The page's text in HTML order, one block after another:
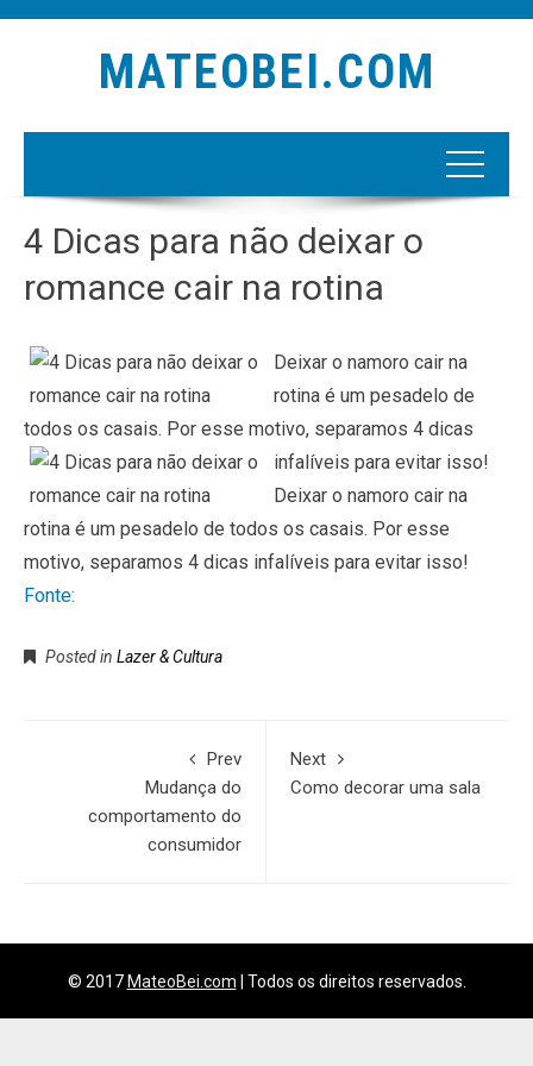
MATEOBEI.COM
4 Dicas para não deixar o
romance cair na rotina
Deixar o namoro cair na
rotina é um pesadelo de
todos os casais. Por esse motivo, separamos 4 dicas
infalíveis para evitar isso!
Deixar o namoro cair na
rotina é um pesadelo de todos os casais. Por esse
motivo, separamos 4 dicas infalíveis para evitar isso!
Fonte:
Posted in Lazer & Cultura
Prev
Mudança do
comportamento do
consumidor
Next
Como decorar uma sala
© 2017 MateoBei.com Todos os direitos reservados.